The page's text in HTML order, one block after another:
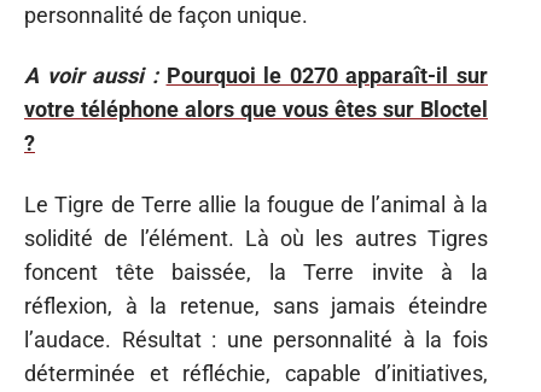
personnalité de façon unique.
A voir aussi : Pourquoi le 0270 apparaît-il sur
votre téléphone alors que vous êtes sur Bloctel
?
Le Tigre de Terre allie la fougue de l’animal à la
solidité de l’élément. Là où les autres Tigres
foncent tête baissée, la Terre invite à la
réflexion, à la retenue, sans jamais éteindre
l’audace. Résultat : une personnalité à la fois
déterminée et réfléchie, capable d’initiatives,